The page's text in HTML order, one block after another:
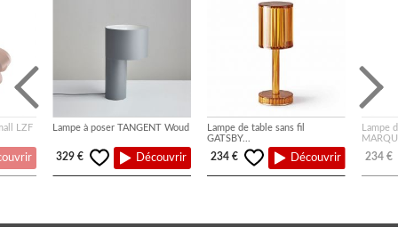
LZF Lampe à poser TANGENT Woud
329 € Découvrir
Lampe de table sans fil
GATSBY...
234 € Découvrir
Lampe
234 €